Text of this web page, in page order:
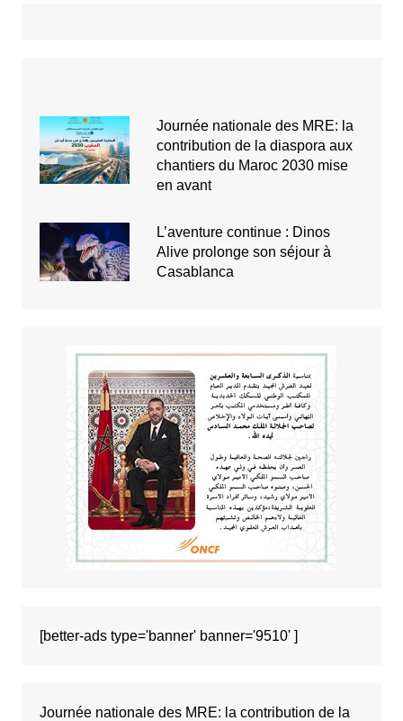
Journée nationale des MRE: la
contribution de la diaspora aux
chantiers du Maroc 2030 mise
en avant
L’aventure continue : Dinos
Alive prolonge son séjour à
Casablanca
[better-ads type='banner' banner='9510' ]
Journée nationale des MRE: la contribution de la